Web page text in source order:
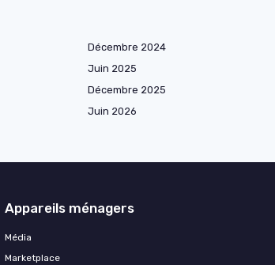
Décembre 2024
Juin 2025
Décembre 2025
Juin 2026
Appareils ménagers
Média
Marketplace